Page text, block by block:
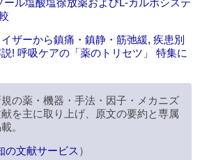
ル塩酸塩徐放薬およびL-カルボシステ
ザーから鎮痛・鎮静・筋弛緩, 疾患別
! 呼吸ケアの「薬のトリセツ」 特集に
の薬・機器・手法・因子・メカニズ
を主に取り上げ、原文の要約と専属
。
の文献サービス ）